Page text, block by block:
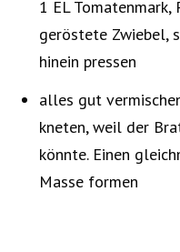
1 EL Tomatenmark,
geröstete Zwiebel,
hinein pressen
alles gut
kneten, weil der
könnte. Einen
Masse formen